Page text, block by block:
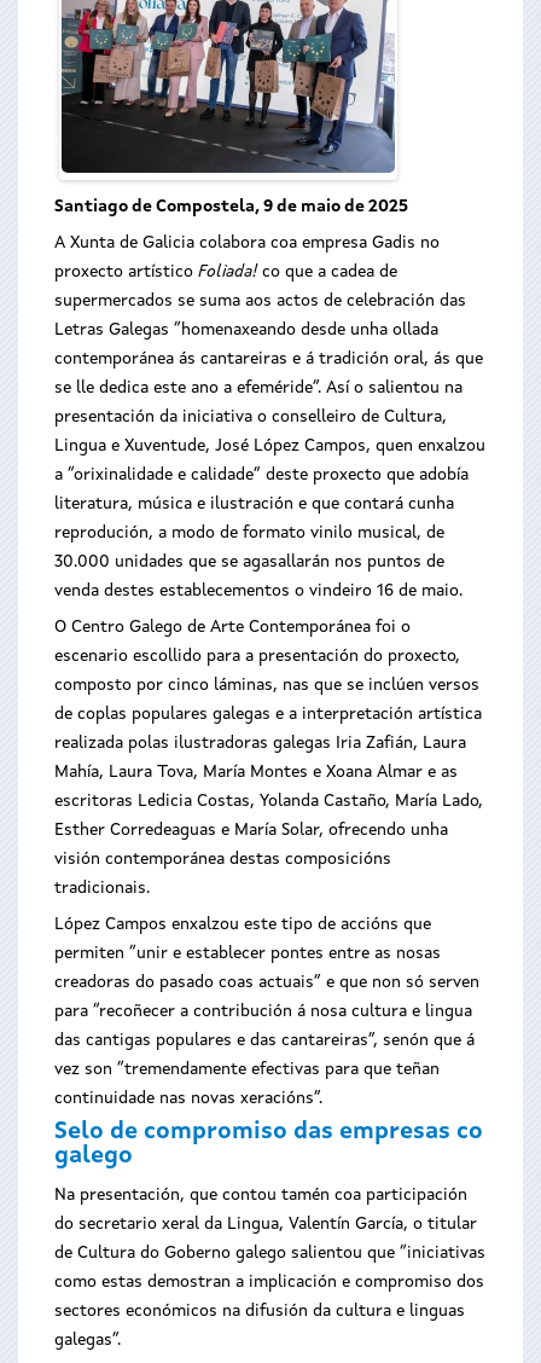
Santiago de Compostela, 9 de maio de 2025
A Xunta de Galicia colabora coa empresa Gadis no
proxecto artístico Foliada! co que a cadea de
supermercados se suma aos actos de celebración das
Letras Galegas “homenaxeando desde unha ollada
contemporánea ás cantareiras e á tradición oral, ás que
se lle dedica este ano a efeméride”. Así o salientou na
presentación da iniciativa o conselleiro de Cultura,
Lingua e Xuventude, José López Campos, quen enxalzou
a “orixinalidade e calidade” deste proxecto que adobía
literatura, música e ilustración e que contará cunha
reprodución, a modo de formato vinilo musical, de
30.000 unidades que se agasallarán nos puntos de
venda destes establecementos o vindeiro 16 de maio.
O Centro Galego de Arte Contemporánea foi o
escenario escollido para a presentación do proxecto,
composto por cinco láminas, nas que se inclúen versos
de coplas populares galegas e a interpretación artística
realizada polas ilustradoras galegas Iria Zafián, Laura
Mahía, Laura Tova, María Montes e Xoana Almar e as
escritoras Ledicia Costas, Yolanda Castaño, María Lado,
Esther Corredeaguas e María Solar, ofrecendo unha
visión contemporánea destas composicións
tradicionais.
López Campos enxalzou este tipo de accións que
permiten “unir e establecer pontes entre as nosas
creadoras do pasado coas actuais” e que non só serven
para “recoñecer a contribución á nosa cultura e lingua
das cantigas populares e das cantareiras”, senón que á
vez son “tremendamente efectivas para que teñan
continuidade nas novas xeracións”.
Selo de compromiso das empresas co
galego
Na presentación, que contou tamén coa participación
do secretario xeral da Lingua, Valentín García, o titular
de Cultura do Goberno galego salientou que “iniciativas
como estas demostran a implicación e compromiso dos
sectores económicos na difusión da cultura e linguas
galegas”.